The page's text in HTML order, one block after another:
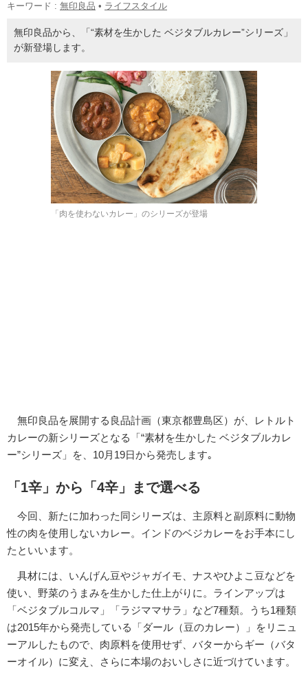
キーワード : 無印良品 • ライフスタイル
無印良品から、「“素材を生かした ベジタブルカレー”シリーズ」
が新登場します。
「肉を使わないカレー」のシリーズが登場
無印良品を展開する良品計画（東京都豊島区）が、レトルト
カレーの新シリーズとなる「“素材を生かした ベジタブルカレ
ー”シリーズ」を、10月19日から発売します｡
「1辛」から「4辛」まで選べる
今回、新たに加わった同シリーズは、主原料と副原料に動物
性の肉を使用しないカレー。インドのベジカレーをお手本にし
たといいます。
具材には、いんげん豆やジャガイモ、ナスやひよこ豆などを
使い、野菜のうまみを生かした仕上がりに。ラインアップは
「ベジタブルコルマ」「ラジママサラ」など7種類。うち1種類
は2015年から発売している「ダール（豆のカレー）」をリニュ
ーアルしたもので、肉原料を使用せず、バターからギー（バタ
ーオイル）に変え、さらに本場のおいしさに近づけています。